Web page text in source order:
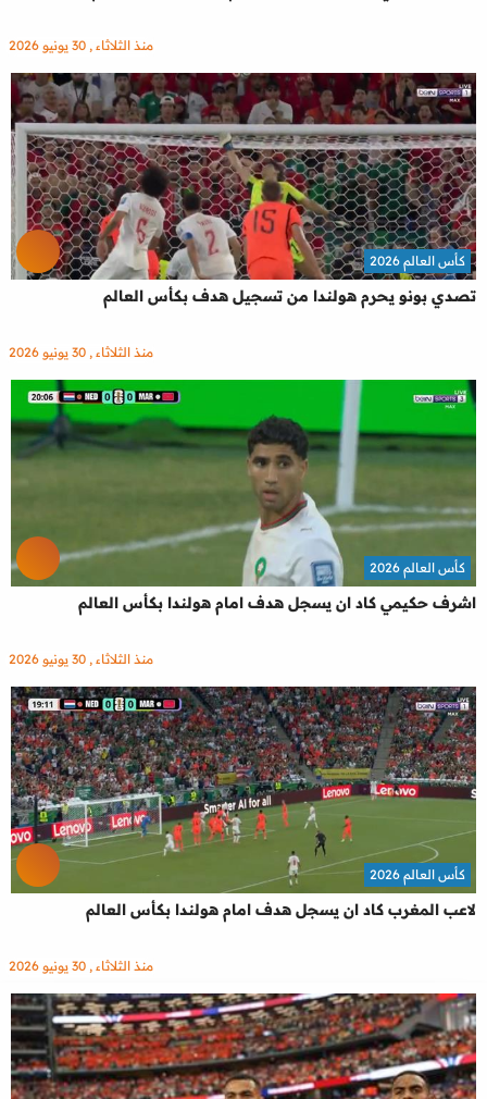
منذ الثلاثاء , 30 يونيو 2026
تصدي بونو يحرم هولندا من تسجيل هدف بكأس العالم
كأس العالم 2026
منذ الثلاثاء , 30 يونيو 2026
اشرف حكيمي كاد ان يسجل هدف امام هولندا بكأس العالم
كأس العالم 2026
منذ الثلاثاء , 30 يونيو 2026
لاعب المغرب كاد ان يسجل هدف امام هولندا بكأس العالم
كأس العالم 2026
منذ الثلاثاء , 30 يونيو 2026